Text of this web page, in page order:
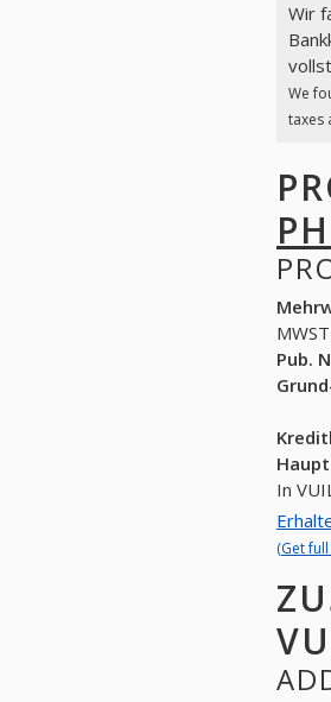
Wir
We
taxes
MWST
Pub.
In
(Get